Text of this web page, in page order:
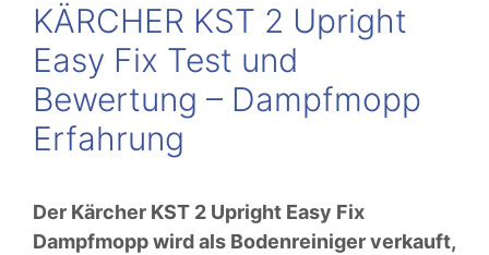
KÄRCHER KST 2 Upright
Easy Fix Test und
Bewertung – Dampfmopp
Erfahrung
Der Kärcher KST 2 Upright Easy Fix
Dampfmopp wird als Bodenreiniger verkauft,